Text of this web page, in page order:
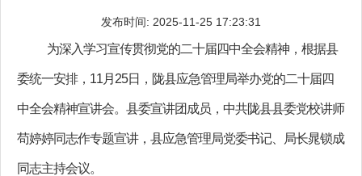
发布时间: 2025-11-25 17:23:31
为深入学习宣传贯彻党的二十届四中全会精神，根据县
委统一安排，11月25日，陇县应急管理局举办党的二十届四
中全会精神宣讲会。县委宣讲团成员，中共陇县县委党校讲师
苟婷婷同志作专题宣讲，县应急管理局党委书记、局长晁锁成
同志主持会议。